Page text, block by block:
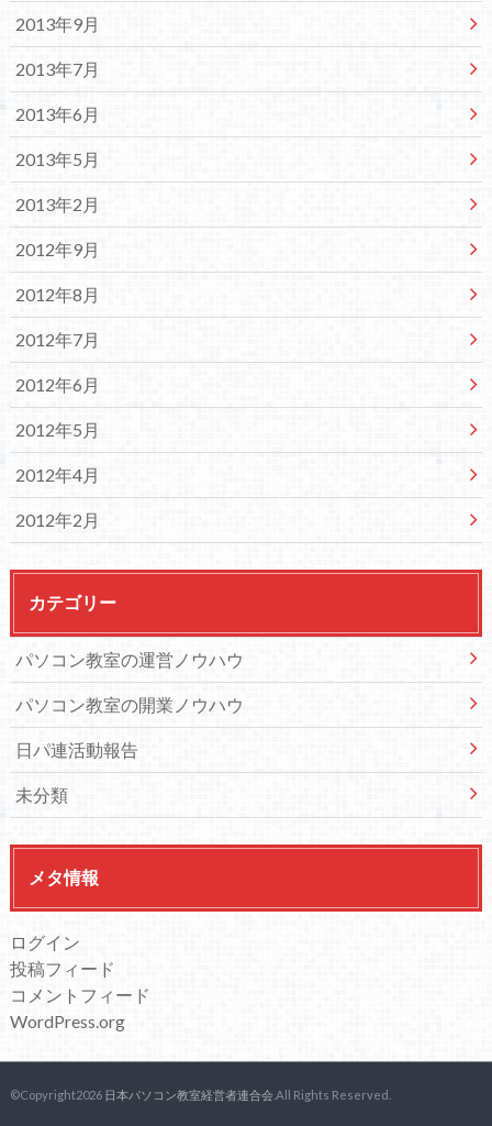
2013年9月
2013年7月
2013年6月
2013年5月
2013年2月
2012年9月
2012年8月
2012年7月
2012年6月
2012年5月
2012年4月
2012年2月
カテゴリー
パソコン教室の運営ノウハウ
パソコン教室の開業ノウハウ
日パ連活動報告
未分類
メタ情報
ログイン
投稿フィード
コメントフィード
WordPress.org
©Copyright2026 日本パソコン教室経営者連合会 .All Rights Reserved.